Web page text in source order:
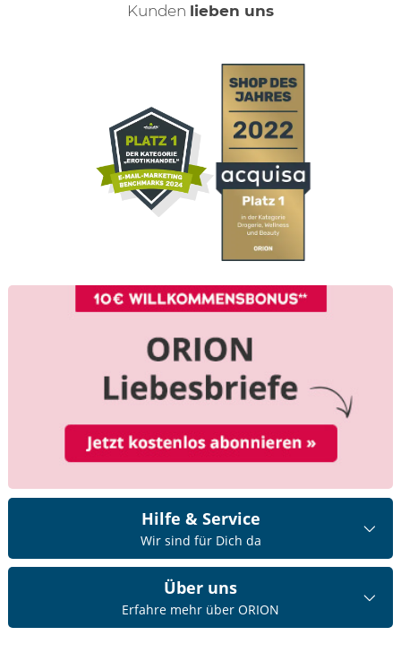
Kunden lieben uns
Hilfe & Service
Wir sind für Dich da
Über uns
Erfahre mehr über ORION